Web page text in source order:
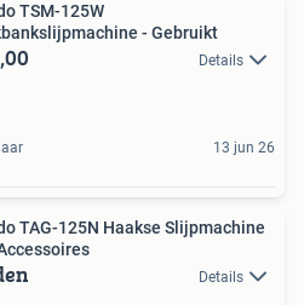
TSM-125W
- Gebruikt
Details
13 jun 26
TAG-125N Haakse Slijpmachine
Details